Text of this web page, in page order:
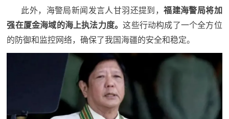
子
弟
兵
国
动
员
防
此外，海警局新闻发言人甘羽还提到，福建海警局将加
强在厦金海域的海上执法力度。这些行动构成了一个全方位
的防御和监控网络，确保了我国海疆的安全和稳定。